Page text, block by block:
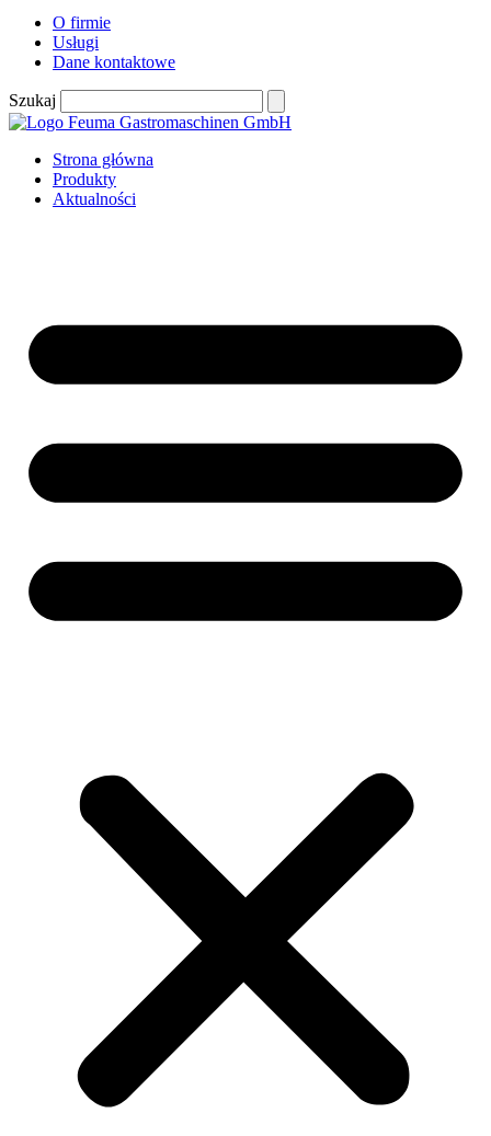
O firmie
Usługi
Dane kontaktowe
Szukaj
Strona główna
Produkty
Aktualności